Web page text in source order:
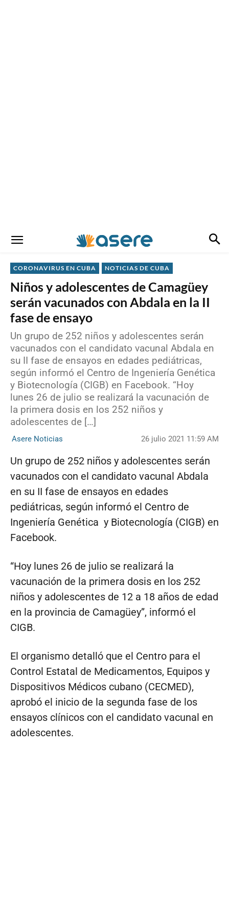
CORONAVIRUS EN CUBA NOTICIAS DE CUBA
Niños y adolescentes de Camagüey
serán vacunados con Abdala en la II
fase de ensayo
Un grupo de 252 niños y adolescentes serán
vacunados con el candidato vacunal Abdala en
su II fase de ensayos en edades pediátricas,
según informó el Centro de Ingeniería Genética
y Biotecnología (CIGB) en Facebook. “Hoy
lunes 26 de julio se realizará la vacunación de
la primera dosis en los 252 niños y
adolescentes de […]
Asere Noticias 26 julio 2021 11:59 AM
Un grupo de 252 niños y adolescentes serán
vacunados con el candidato vacunal Abdala
en su II fase de ensayos en edades
pediátricas, según informó el Centro de
Ingeniería Genética y Biotecnología (CIGB) en
Facebook.
“Hoy lunes 26 de julio se realizará la
vacunación de la primera dosis en los 252
niños y adolescentes de 12 a 18 años de edad
en la provincia de Camagüey”, informó el
CIGB.
El organismo detalló que el Centro para el
Control Estatal de Medicamentos, Equipos y
Dispositivos Médicos cubano (CECMED),
aprobó el inicio de la segunda fase de los
ensayos clínicos con el candidato vacunal en
adolescentes.